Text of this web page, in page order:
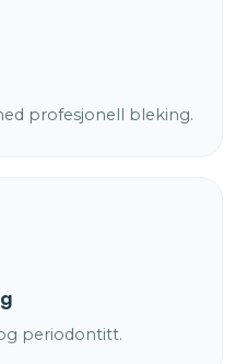
profesjonell bleking.
periodontitt.